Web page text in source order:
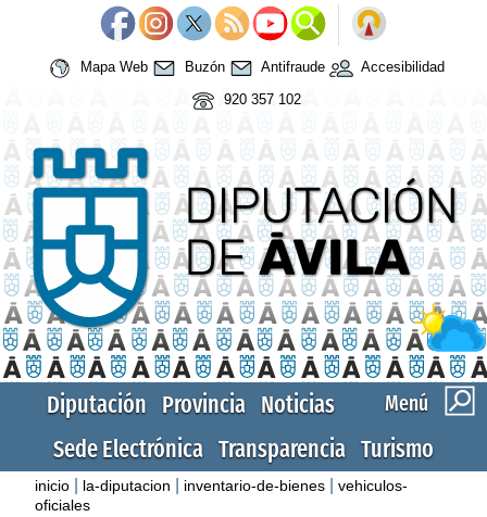
Mapa Web Buzón Antifraude
Accesibilidad
920 357 102
Menú
Diputación Provincia Noticias
Sede Electrónica Transparencia Turismo
inicio la-diputacion inventario-de-bienes |vehiculos-
oficiales